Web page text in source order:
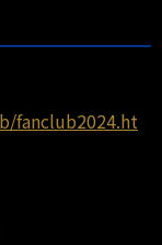
fanclub2024.ht